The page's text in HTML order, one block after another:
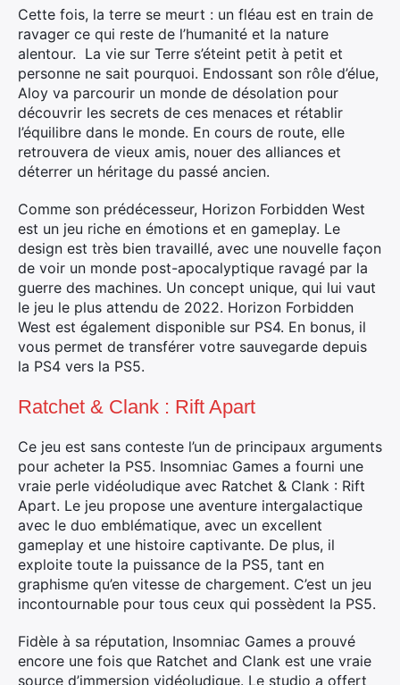
Cette fois, la terre se meurt : un fléau est en train de
ravager ce qui reste de l’humanité et la nature
alentour. La vie sur Terre s’éteint petit à petit et
personne ne sait pourquoi. Endossant son rôle d’élue,
Aloy va parcourir un monde de désolation pour
découvrir les secrets de ces menaces et rétablir
l’équilibre dans le monde. En cours de route, elle
retrouvera de vieux amis, nouer des alliances et
déterrer un héritage du passé ancien.
Comme son prédécesseur, Horizon Forbidden West
est un jeu riche en émotions et en gameplay. Le
design est très bien travaillé, avec une nouvelle façon
de voir un monde post-apocalyptique ravagé par la
guerre des machines. Un concept unique, qui lui vaut
le jeu le plus attendu de 2022. Horizon Forbidden
West est également disponible sur PS4. En bonus, il
vous permet de transférer votre sauvegarde depuis
la PS4 vers la PS5.
Ratchet & Clank : Rift Apart
Ce jeu est sans conteste l’un de principaux arguments
pour acheter la PS5. Insomniac Games a fourni une
vraie perle vidéoludique avec Ratchet & Clank : Rift
Apart. Le jeu propose une aventure intergalactique
avec le duo emblématique, avec un excellent
gameplay et une histoire captivante. De plus, il
exploite toute la puissance de la PS5, tant en
graphisme qu’en vitesse de chargement. C’est un jeu
incontournable pour tous ceux qui possèdent la PS5.
Fidèle à sa réputation, Insomniac Games a prouvé
encore une fois que Ratchet and Clank est une vraie
source d’immersion vidéoludique. Le studio a offert